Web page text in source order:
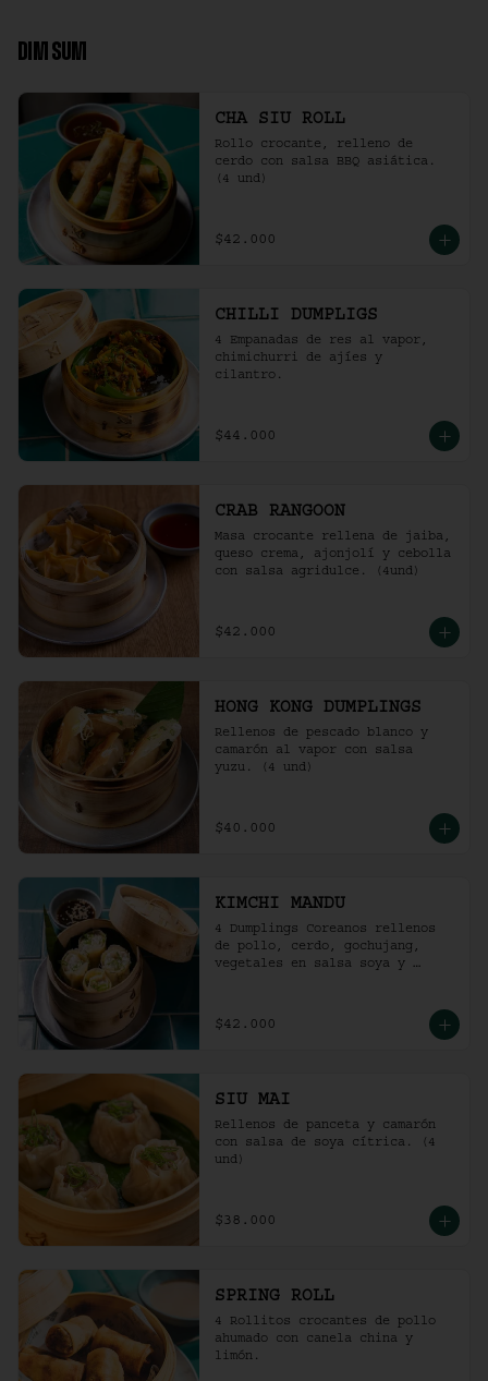
DIM SUM
CHA SIU ROLL
Rollo crocante, relleno de
cerdo con salsa BBQ asiática.
(4 und)
$42.000
CHILLI DUMPLIGS
4 Empanadas de res al vapor,
chimichurri de ajíes y
cilantro.
$44.000
CRAB RANGOON
Masa crocante rellena de jaiba,
queso crema, ajonjolí y cebolla
con salsa agridulce. (4und)
$42.000
HONG KONG DUMPLINGS
Rellenos de pescado blanco y
camarón al vapor con salsa
yuzu. (4 und)
$40.000
KIMCHI MANDU
4 Dumplings Coreanos rellenos
de pollo, cerdo, gochujang,
vegetales en salsa soya y
$42.000
SIU MAI
Rellenos de panceta y camarón
con salsa de soya cítrica. (4
und)
$38.000
SPRING ROLL
4 Rollitos crocantes de pollo
ahumado con canela china y
limón.